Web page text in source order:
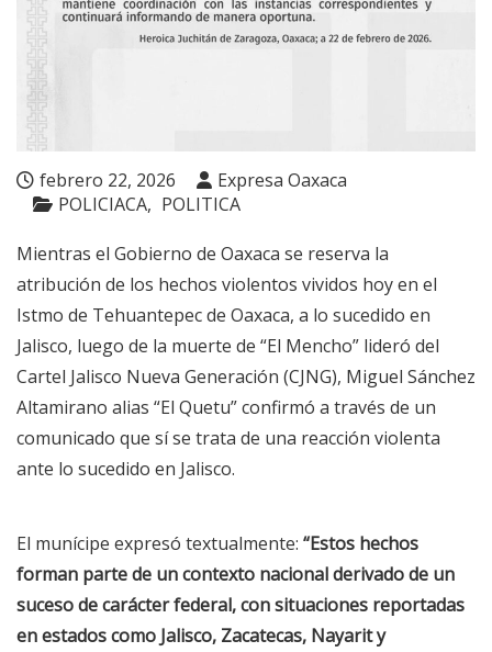
febrero 22, 2026
Expresa Oaxaca
POLICIACA
POLITICA
Mientras el Gobierno de Oaxaca se reserva la
atribución de los hechos violentos vividos hoy en el
Istmo de Tehuantepec de Oaxaca, a lo sucedido en
Jalisco, luego de la muerte de “El Mencho” lideró del
Cartel Jalisco Nueva Generación (CJNG), Miguel Sánchez
Altamirano alias “El Quetu” confirmó a través de un
comunicado que sí se trata de una reacción violenta
ante lo sucedido en Jalisco.
El munícipe expresó textualmente: “Estos hechos
forman parte de un contexto nacional derivado de un
suceso de carácter federal, con situaciones reportadas
en estados como Jalisco, Zacatecas, Nayarit y